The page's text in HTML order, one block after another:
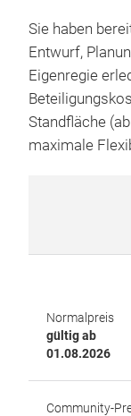
Sie haben
Entwurf,
Eigenregie
Standfläche
maximale
Normalpreis
gültig ab
01.08.2026
Community-